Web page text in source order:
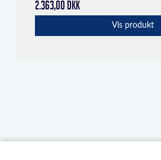
2.363,00 DKK
Vis produkt